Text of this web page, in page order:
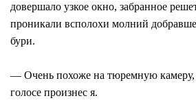
довершало узкое окно, забранное
проникали всполохи молний
бури.
― Очень похоже на тюремную
голосе произнес я.